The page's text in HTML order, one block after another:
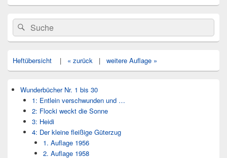
Primärer
Seitenleisten
Widget-
Bereich
Search
for:
Suche
Heftübersicht | « zurück | weitere Auflage »
Wunderbücher Nr. 1 bis 30
1: Entlein verschwunden und …
2: Flocki weckt die Sonne
3: Heidi
4: Der kleine fleißige Güterzug
1. Auflage 1956
2. Auflage 1958